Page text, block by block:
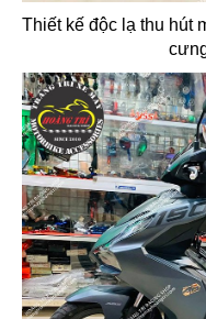
Thiết kế độc lạ thu hút